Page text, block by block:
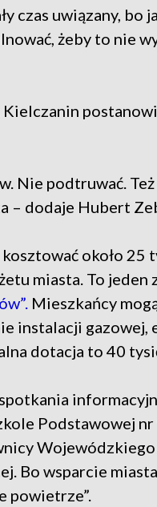
czas uwiązany, bo
żeby to nie
Nie podtruwać.
– dodaje Hubert
około 25
miasta. To
Mieszkańcy
instalacji
dotacja to 40
Podstawowej nr
Bo wsparcie
powietrze”.